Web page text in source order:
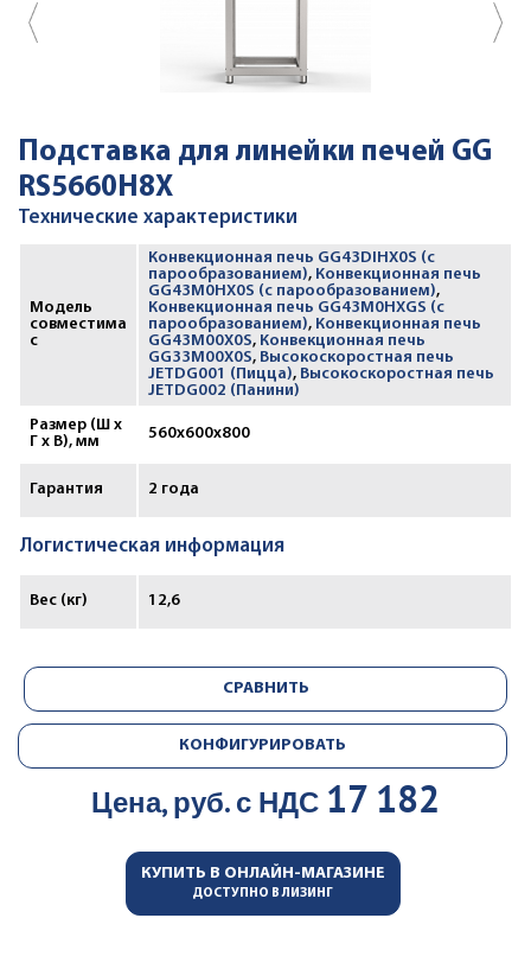
Подставка для линейки печей GG
RS5660H8X
Технические характеристики
Модель
совместима
с
Конвекционная печь GG43DIHX0S (с
парообразованием), Конвекционная печь
GG43M0HX0S (с парообразованием),
Конвекционная печь GG43M0HXGS (с
парообразованием), Конвекционная печь
GG43M00X0S, Конвекционная печь
GG33M00X0S, Высокоскоростная печь
JETDG001 (Пицца), Высокоскоростная печь
JETDG002 (Панини)
Размер (Ш х
Г х В), мм
560x600x800
Гарантия 2 года
Логистическая информация
Вес (кг) 12,6
СРАВНИТЬ
КОНФИГУРИРОВАТЬ
Цена, руб. с НДС 17 182
КУПИТЬ В ОНЛАЙН-МАГАЗИНЕ
ДОСТУПНО В ЛИЗИНГ